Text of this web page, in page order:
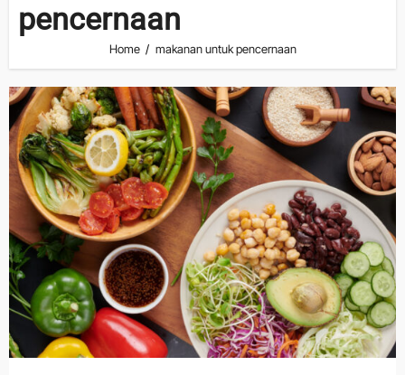
pencernaan
Home makanan untuk pencernaan